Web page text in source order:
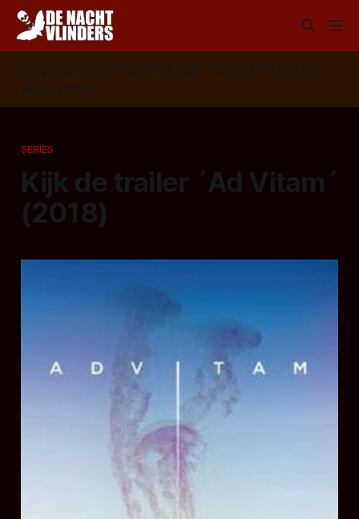
Volg ons op: 📣 RSS 📰 Google News 🦋 Bluesky
✉️
Nieuwsbrief
SERIES
Kijk de trailer ´Ad Vitam´
(2018)